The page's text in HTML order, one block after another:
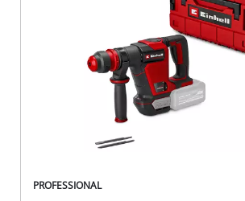
PROFESSIONAL